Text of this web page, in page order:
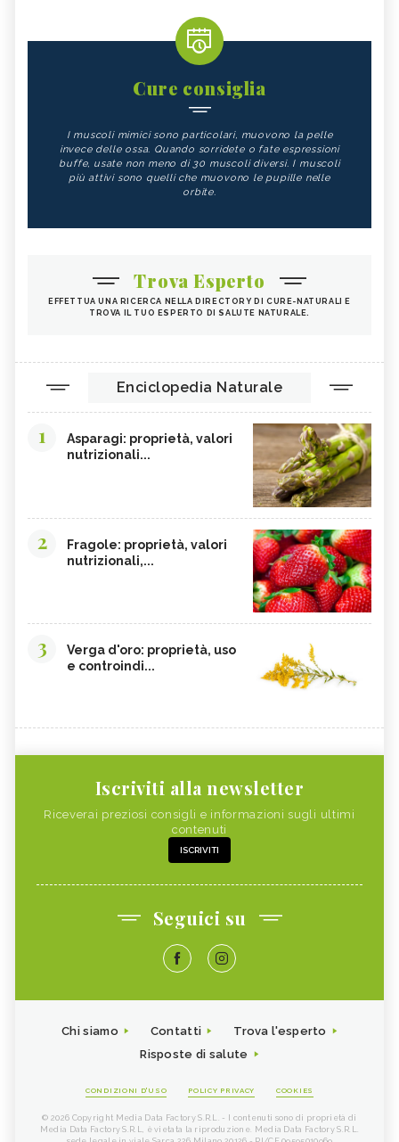
Cure consiglia
I muscoli mimici sono particolari, muovono la pelle
invece delle ossa. Quando sorridete o fate espressioni
buffe, usate non meno di 30 muscoli diversi. I muscoli
più attivi sono quelli che muovono le pupille nelle
orbite.
Trova Esperto
EFFETTUA UNA RICERCA NELLA DIRECTORY DI CURE-NATURALI E
TROVA IL TUO ESPERTO DI SALUTE NATURALE.
Enciclopedia Naturale
1
Asparagi: proprietà, valori
nutrizionali...
2
Fragole: proprietà, valori
nutrizionali,...
3
Verga d'oro: proprietà, uso
e controindi...
Iscriviti alla newsletter
Riceverai preziosi consigli e informazioni sugli ultimi
contenuti
ISCRIVITI
Seguici su
Chi siamo Contatti
Trova l'esperto
Risposte di salute
CONDIZIONI D'USO POLICY PRIVACY COOKIES
© 2026 Copyright Media Data Factory S.R.L. - I contenuti sono di proprietà di
Media Data Factory S.R.L, è vietata la riproduzione. Media Data Factory S.R.L.